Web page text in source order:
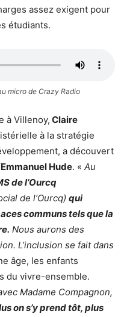
assez exigent pour
étudiants.
micro de Crazy Radio
à Villenoy, Claire
à la stratégie
a découvert
Emmanuel Hude. « Au
de l’Ourcq
de l’Ourcq) qui
communs tels que la
Nous aurons des
L’inclusion se fait dans
âge, les enfants
du vivre-ensemble.
Madame Compagnon,
on s’y prend tôt, plus